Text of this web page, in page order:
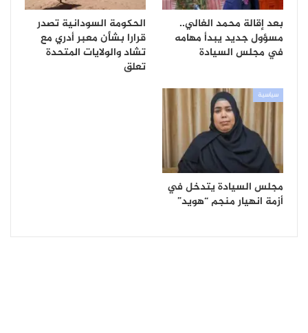
بعد إقالة محمد الغالي..
مسؤول جديد يبدأ مهامه
في مجلس السيادة
الحكومة السودانية تصدر
قرارا بشأن معبر أدري مع
تشاد والولايات المتحدة
تعلق
سياسية
مجلس السيادة يتدخل في
أزمة انهيار منجم “هويد”